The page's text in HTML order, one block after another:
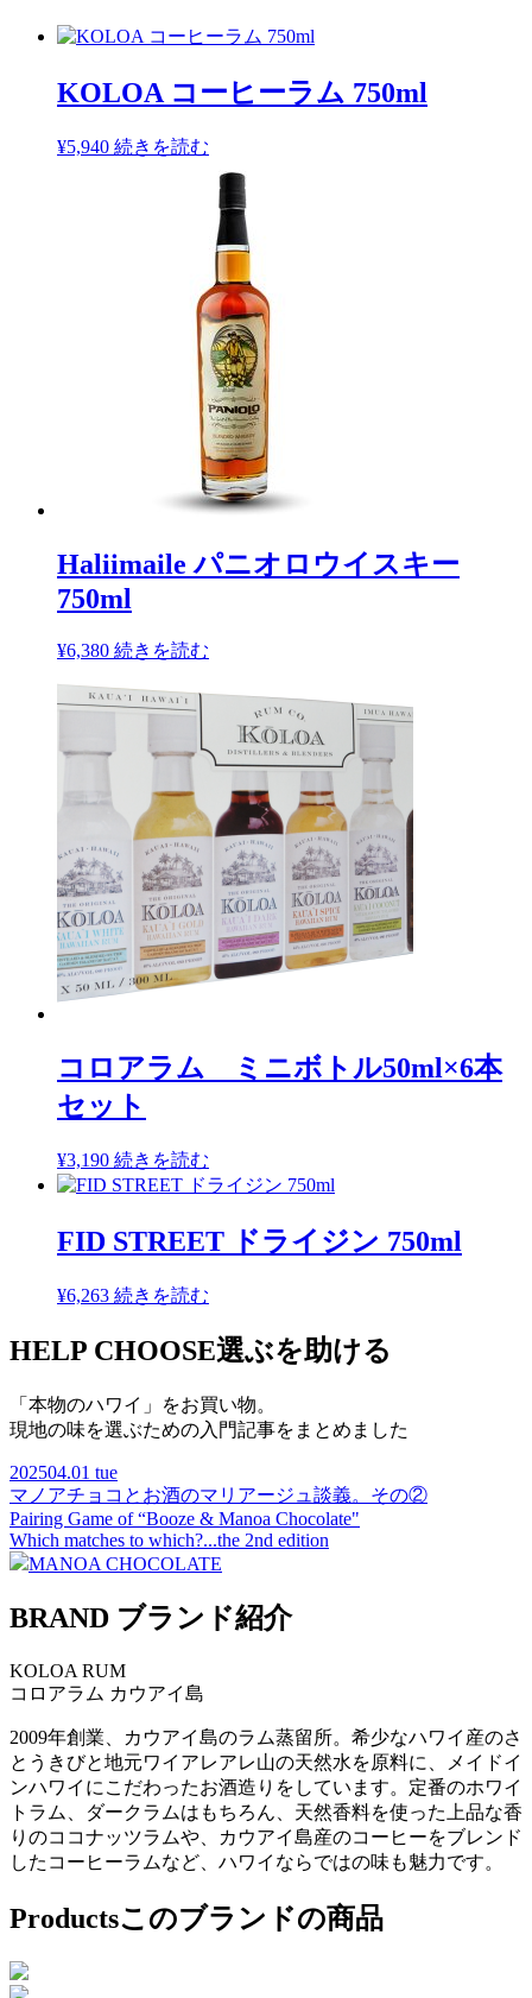
KOLOA コーヒーラム 750ml
¥5,940 続きを読む
Haliimaile パニオロウイスキー
750ml
¥6,380 続きを読む
コロアラム ミニボトル50ml×6本
セット
¥3,190 続きを読む
FID STREET ドライジン 750ml
¥6,263 続きを読む
HELP CHOOSE選ぶを助ける
「本物のハワイ」をお買い物。
現地の味を選ぶための入門記事をまとめました
202504.01 tue
マノアチョコとお酒のマリアージュ談義。その②
Pairing Game of “Booze & Manoa Chocolate"
Which matches to which?...the 2nd edition
MANOA CHOCOLATE
BRAND ブランド紹介
KOLOA RUM
コロアラム カウアイ島
2009年創業、カウアイ島のラム蒸留所。希少なハワイ産のさ
とうきびと地元ワイアレアレ山の天然水を原料に、メイドイ
ンハワイにこだわったお酒造りをしています。定番のホワイ
トラム、ダークラムはもちろん、天然香料を使った上品な香
りのココナッツラムや、カウアイ島産のコーヒーをブレンド
したコーヒーラムなど、ハワイならではの味も魅力です。
Productsこのブランドの商品